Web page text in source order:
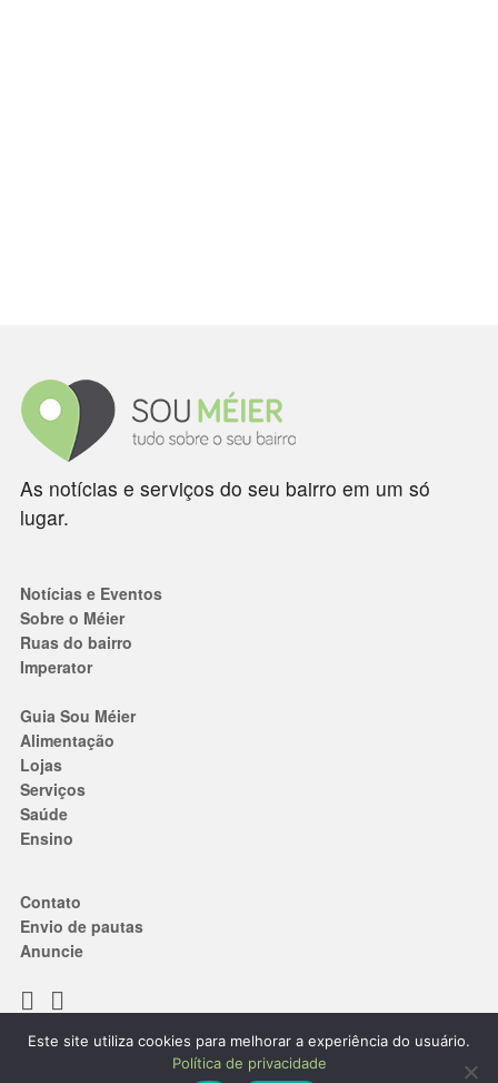
As notícias e serviços do seu bairro em um só
lugar.
Notícias e Eventos
Sobre o Méier
Ruas do bairro
Imperator
Guia Sou Méier
Alimentação
Lojas
Serviços
Saúde
Ensino
Contato
Envio de pautas
Anuncie
Termos de Uso|Política de privacidade
® 2019. Todos os direitos reservados.
Este site utiliza cookies para melhorar a experiência do usuário.
Política de privacidade